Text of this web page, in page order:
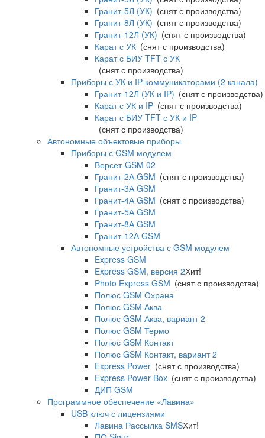
Гранит-5Л (УК) (снят с производства)
Гранит-8Л (УК) (снят с производства)
Гранит-12Л (УК) (снят с производства)
Карат с УК (снят с производства)
Карат с БИУ TFT с УК
(снят с производства)
Приборы с УК и IP-коммуникаторами (2 канала)
Гранит-12Л (УК и IP) (снят с производства)
Карат с УК и IP (снят с производства)
Карат с БИУ TFT с УК и IP
(снят с производства)
Автономные объектовые приборы
Приборы с GSM модулем
Версет-GSM 02
Гранит-2А GSM (снят с производства)
Гранит-3А GSM
Гранит-4А GSM (снят с производства)
Гранит-5А GSM
Гранит-8А GSM
Гранит-12А GSM
Автономные устройства с GSM модулем
Express GSM
Express GSM, версия 2Хит!
Photo Express GSM (снят с производства)
Полюс GSM Охрана
Полюс GSM Аква
Полюс GSM Аква, вариант 2
Полюс GSM Термо
Полюс GSM Контакт
Полюс GSM Контакт, вариант 2
Express Power (снят с производства)
Express Power Box (снят с производства)
ДИП GSM
Программное обеспечение «Лавина»
USB ключ с лицензиями
Лавина Рассылка SMSХит!